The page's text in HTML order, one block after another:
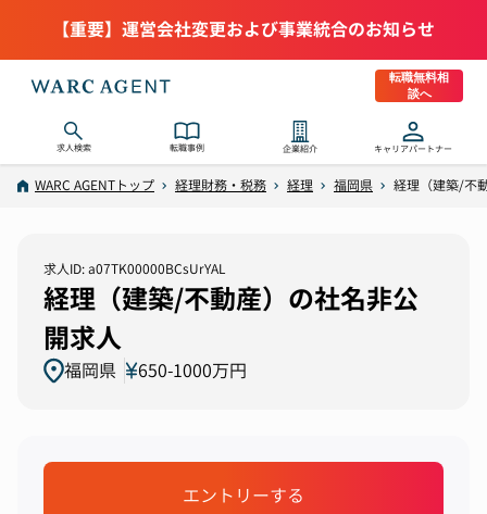
【重要】運営会社変更および事業統合のお知らせ
転職無料相
談へ
求人検索 転職事例 企業紹介 キャリアパートナー
WARC AGENTトップ 経理財務・税務 経理 福岡県 経理（建築/不
求人ID: a07TK00000BCsUrYAL
経理（建築/不動産）の社名非公
開求人
福岡県 650-1000万円
エントリーする